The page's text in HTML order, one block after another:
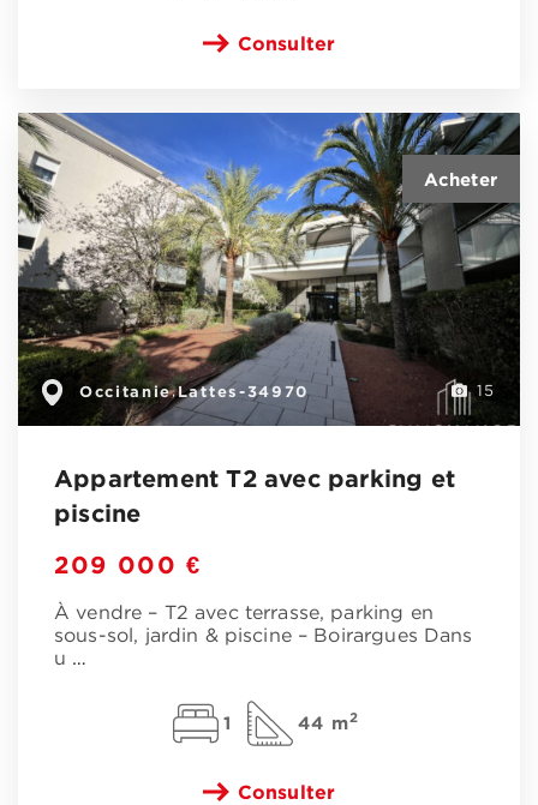
Consulter
15
Occitanie,Lattes-34970
Appartement T2 avec parking et
piscine
209 000 €
À vendre – T2 avec terrasse, parking en
sous-sol, jardin & piscine – Boirargues Dans
u …
1 44 m2
Consulter